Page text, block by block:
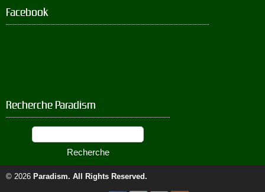
Facebook
Recherche Paradism
© 2026 Paradism. All Rights Reserved.